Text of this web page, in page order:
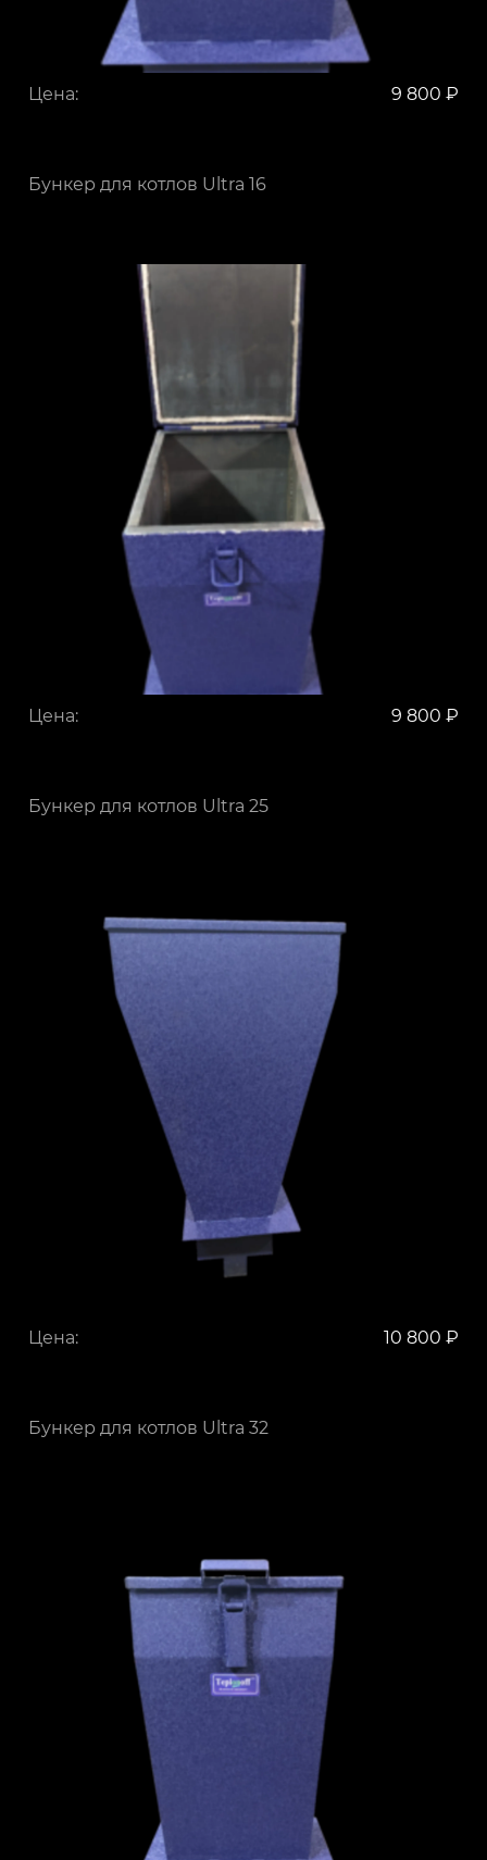
Цена: 9 800 ₽
Бункер для котлов Ultra 16
Цена: 9 800 ₽
Бункер для котлов Ultra 25
Цена: 10 800 ₽
Бункер для котлов Ultra 32